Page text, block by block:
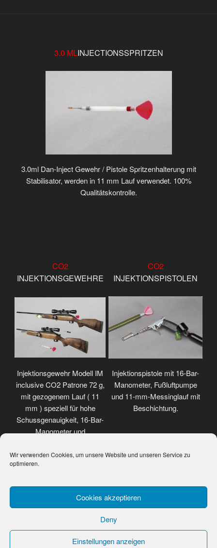
Wir verwenden Cookies, um unsere Website und unseren Service zu
optimieren.
Cookies akzeptieren
Deny
Einstellungen anzeigen
3.0 MLINJECTIONSSPRITZEN
3.0ml Dan-Inject Gewehr / Pistole Spritzenhalterung mit
Stabilisator, werden in 11 mm Lauf verwendet. 100%
Qualitätskontrolle.
CO2
INJEKTIONSGEWEHRE
CO2
INJEKTIONSPISTOLEN
Injektionsgewehr Modell IM
inclusive CO2 Patrone 72 g,
mit gezogenem Lauf ( 11
mm ) speziell für hohe
Schussgenauigkeit, 16-Bar-
Manometer und
Injektionspistole mit 16-Bar-
Manometer, Fußluftpumpe
und 11-mm-Messinglauf mit
Beschichtung.